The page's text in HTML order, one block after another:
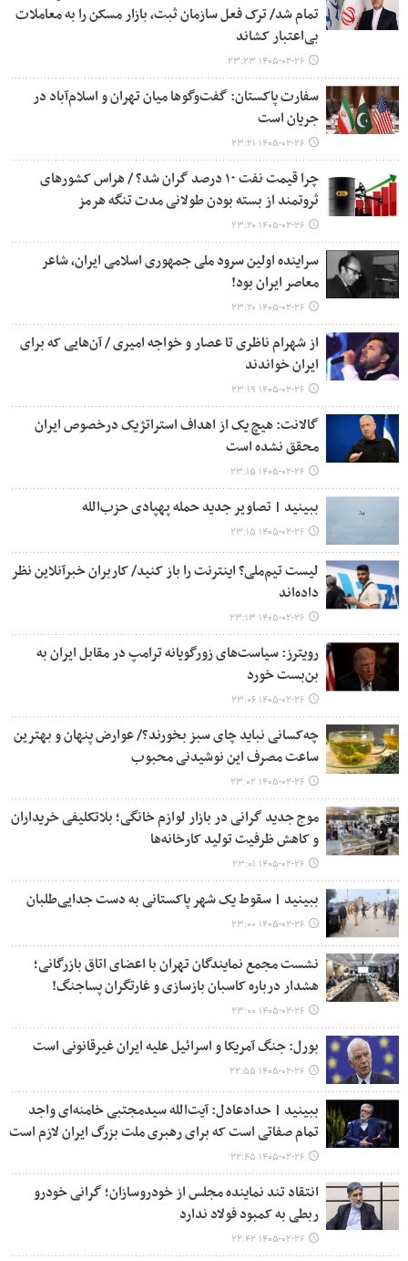
تمام شد/ ​​​​​​​ترک فعل سازمان ثبت، بازار مسکن را به معاملات
بی‌اعتبار کشاند
۱۴۰۵-۰۲-۲۶ ۲۳:۲۳
سفارت پاکستان: گفت‌وگوها میان تهران و اسلام‌آباد در
جریان است
۱۴۰۵-۰۲-۲۶ ۲۳:۲۱
چرا قیمت نفت ۱۰ درصد گران شد؟ / هراس کشورهای
ثروتمند از بسته بودن طولانی مدت تنگه هرمز
۱۴۰۵-۰۲-۲۶ ۲۳:۲۰
سراینده اولین سرود ملی جمهوری اسلامی ایران، شاعر
معاصر ایران بود!
۱۴۰۵-۰۲-۲۶ ۲۳:۲۰
از شهرام ناظری تا عصار و خواجه امیری / آن‌هایی که برای
ایران خواندند
۱۴۰۵-۰۲-۲۶ ۲۳:۱۹
گالانت: هیچ یک از اهداف استراتژیک درخصوص ایران
محقق نشده است
۱۴۰۵-۰۲-۲۶ ۲۳:۱۵
ببینید | تصاویر جدید حمله پهپادی حزب‌الله
۱۴۰۵-۰۲-۲۶ ۲۳:۱۵
لیست تیم‌ملی؟ اینترنت را باز کنید/ کاربران خبرآنلاین نظر
داده‌اند
۱۴۰۵-۰۲-۲۶ ۲۳:۱۳
رویترز: سیاست‌های زورگویانه ترامپ در مقابل ایران به
بن‌بست خورد
۱۴۰۵-۰۲-۲۶ ۲۳:۰۶
چه‌کسانی نباید چای سبز بخورند؟/ عوارض پنهان و بهترین
ساعت مصرف این نوشیدنی محبوب
۱۴۰۵-۰۲-۲۶ ۲۳:۰۲
موج جدید گرانی در بازار لوازم خانگی؛ بلاتکلیفی خریداران
و کاهش ظرفیت تولید کارخانه‌ها
۱۴۰۵-۰۲-۲۶ ۲۳:۰۱
ببینید | سقوط یک شهر پاکستانی به دست جدایی‌طلبان
۱۴۰۵-۰۲-۲۶ ۲۳:۰۰
نشست مجمع نمایندگان تهران با اعضای اتاق بازرگانی؛
هشدار درباره کاسبان بازسازی و غارتگران پساجنگ!
۱۴۰۵-۰۲-۲۶ ۲۳:۰۰
بورل: جنگ آمریکا و اسرائیل علیه ایران غیرقانونی است
۱۴۰۵-۰۲-۲۶ ۲۲:۵۵
ببینید | حدادعادل: آیت‌الله سیدمجتبی خامنه‌ای واجد
تمام صفاتی است که برای رهبری ملت بزرگ ایران لازم است
۱۴۰۵-۰۲-۲۶ ۲۲:۴۵
انتقاد تند نماینده مجلس از خودروسازان؛ گرانی خودرو
ربطی به کمبود فولاد ندارد
۱۴۰۵-۰۲-۲۶ ۲۲:۴۲